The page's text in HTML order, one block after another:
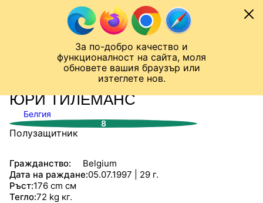
За по-добро качество и
функционалност на сайта, моля
обновете вашия браузър или
изтеглете нов.
Към съдържанието
Лига на Конференциите
СТАТИСТИКИ
ЮРИ ТИЛЕМАНС
Белгия
8
Полузащитник
Гражданство:
Belgium
Дата на раждане:05.07.1997 | 29 г.
Ръст:176 cm см
Тегло:72 kg кг.